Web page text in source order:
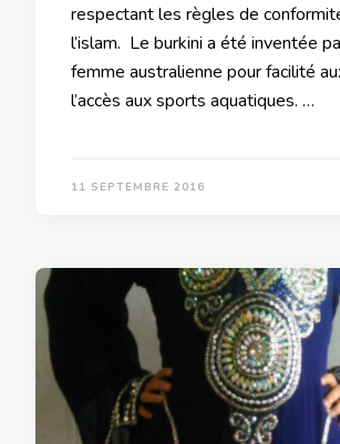
respectant les règles de
l’islam. Le burkini a été inventée
femme australienne pour facilité
l’accès aux sports aquatiques. …
11 SEPTEMBRE 2016